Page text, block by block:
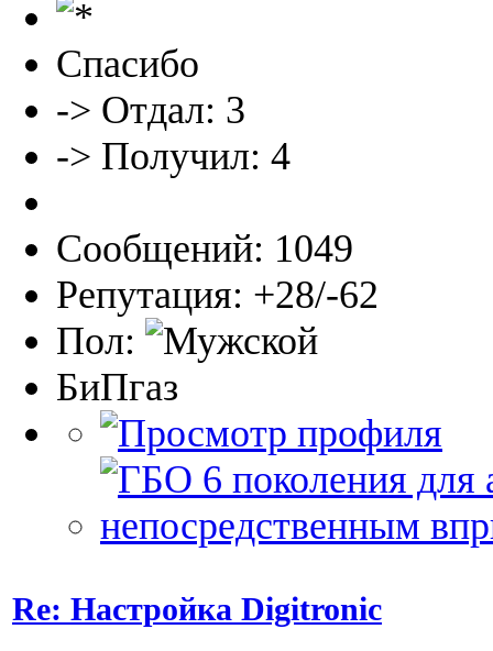
Спасибо
-> Отдал: 3
-> Получил: 4
Сообщений: 1049
Репутация: +28/-62
Пол:
БиПгаз
Re: Настройка Digitronic